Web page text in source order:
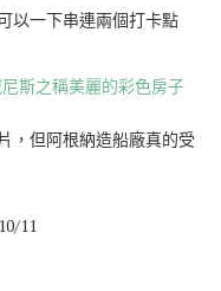
以一下串連兩個打卡點
尼斯之稱美麗的彩色房子
，但阿根納造船廠真的受
11